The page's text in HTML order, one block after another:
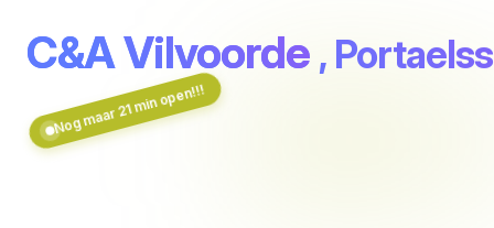
C&A Vilvoorde ,
Nog maar 21 min open!!!